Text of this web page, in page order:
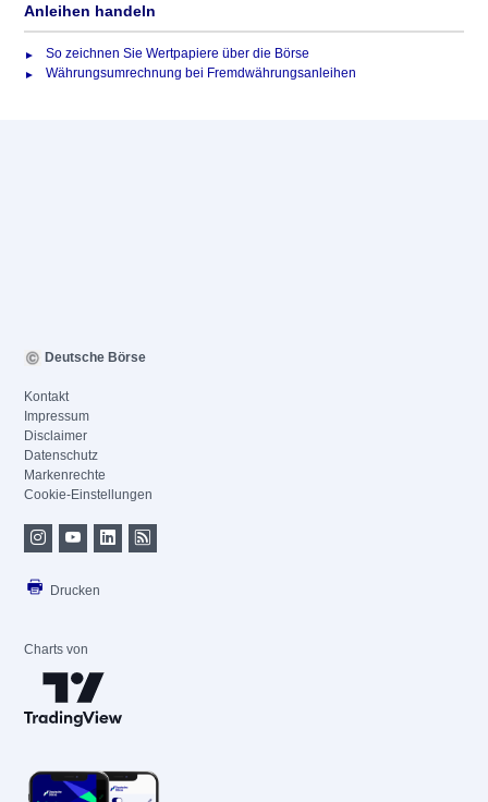
Anleihen handeln
So zeichnen Sie Wertpapiere über die Börse
Währungsumrechnung bei Fremdwährungsanleihen
Deutsche Börse
Kontakt
Impressum
Disclaimer
Datenschutz
Markenrechte
Cookie-Einstellungen
Drucken
Charts von